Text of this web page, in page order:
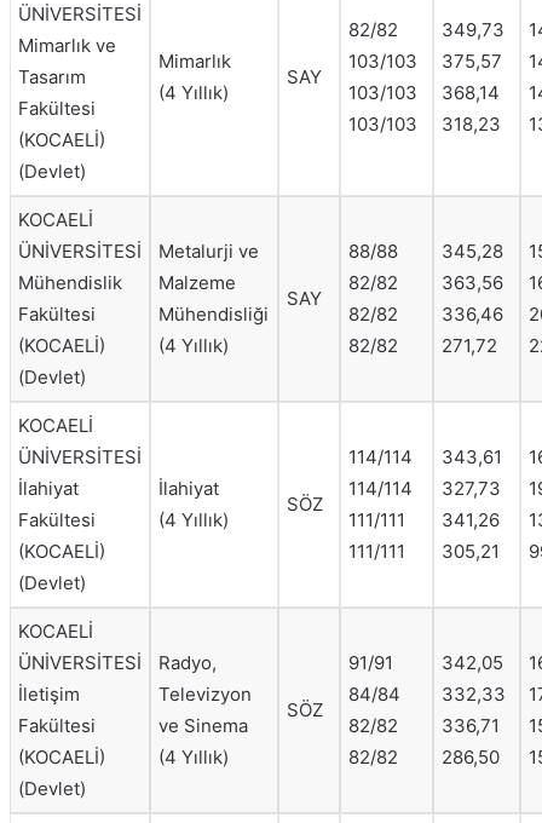
ÜNİVERSİTESİ
Mimarlık ve
Tasarım
Fakültesi
(KOCAELİ)
(Devlet)
Mimarlık
(4 Yıllık)
SAY
82/82
103/103
103/103
103/103
349,73
375,57
368,14
318,23
KOCAELİ
ÜNİVERSİTESİ
Mühendislik
Fakültesi
(KOCAELİ)
(Devlet)
Metalurji ve
Malzeme
Mühendisliği
(4 Yıllık)
SAY
88/88
82/82
82/82
82/82
345,28
363,56
336,46
271,72
KOCAELİ
ÜNİVERSİTESİ
İlahiyat
Fakültesi
(KOCAELİ)
(Devlet)
İlahiyat
(4 Yıllık)
SÖZ
114/114
114/114
111/111
111/111
343,61
327,73
341,26
305,21
KOCAELİ
ÜNİVERSİTESİ
İletişim
Fakültesi
(KOCAELİ)
(Devlet)
Radyo,
Televizyon
ve Sinema
(4 Yıllık)
SÖZ
91/91
84/84
82/82
82/82
342,05
332,33
336,71
286,50